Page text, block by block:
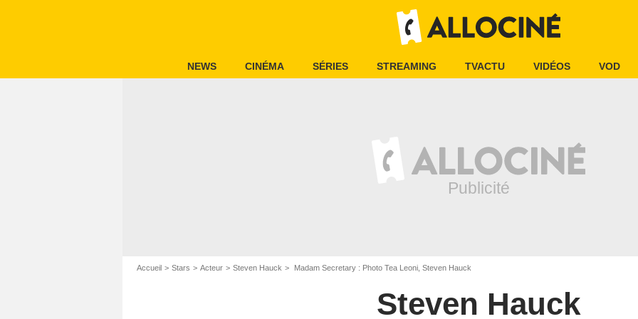
NEWS CINÉMA SÉRIES STREAMING TVACTU VIDÉOS VOD
Accueil Stars Acteur Steven Hauck Madam Secretary : Photo Tea Leoni, Steven Hauck
Steven Hauck